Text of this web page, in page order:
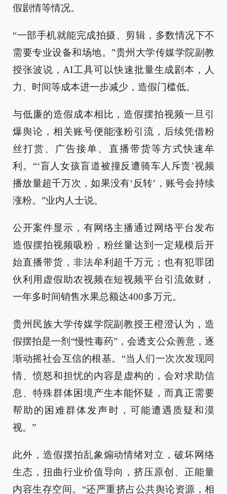
假剧情等情况。
“一部手机就能完成拍摄、剪辑，多数情况下不
需要专业设备和场地。”贵州大学传媒学院副教
授张波说，AI工具可以快速批量生成剧本，人
力、时间等成本进一步减少，造假门槛低。
与低廉的造假成本相比，造假摆拍视频一旦引
爆舆论，相关账号便能涨粉引流，后续凭借粉
丝打赏、广告接单、直播带货等方式快速牟
利。“‘盲人女孩盲道被撞反遭骑车人斥责’视频
播放量超千万次，如果没有‘反转’，账号会持续
涨粉。”业内人士说。
公开案件显示，有网络主播通过网络平台发布
造假摆拍视频吸粉，粉丝量达到一定规模后开
始直播带货，非法牟利超千万元；也有犯罪团
伙利用虚假助农视频在短视频平台引流敛财，
一年多时间销售水果总额达400多万元。
贵州民族大学传媒学院副教授王橙澄认为，造
假摆拍是一剂“慢性毒药”，会透支公众善意，逐
渐动摇社会互信的根基。“当人们一次次发现同
情、愤怒和担忧的内容是虚构的，会对求助信
息、特殊群体困境产生本能怀疑，而真正需要
帮助的困难群体发声时，可能遭遇质疑和漠
视。”
此外，造假摆拍乱象煽动情绪对立，破坏网络
生态，扭曲行业价值导向，挤压原创、正能量
内容生存空间。“还严重挤占公共舆论资源，相